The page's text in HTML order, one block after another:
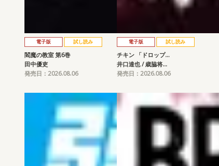
電子版 試し読み
閻魔の教室 第6巻
田中優吏
発売日：2026.08.06
電子版 試し読み
チキン 「ドロップ…
井口達也 / 歳脇将…
発売日：2026.08.06